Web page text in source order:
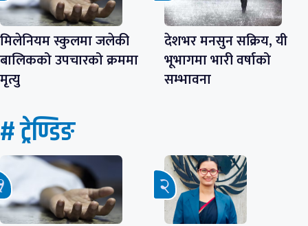
मिलेनियम स्कुलमा जलेकी
बालिकको उपचारको क्रममा
मृत्यु
देशभर मनसुन सक्रिय, यी
भूभागमा भारी वर्षाको
सम्भावना
# ट्रेण्डिङ